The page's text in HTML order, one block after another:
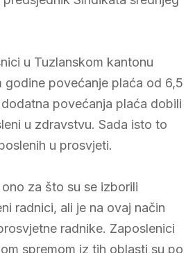
u Tuzlanskom kantonu
godine povećanje plaća od 6,5
povećanja plaća dobili
u zdravstvu. Sada isto to
u prosvjeti.
za što su se izborili
radnici, ali je na ovaj način
radnike. Zaposlenici
spremom iz tih oblasti su po